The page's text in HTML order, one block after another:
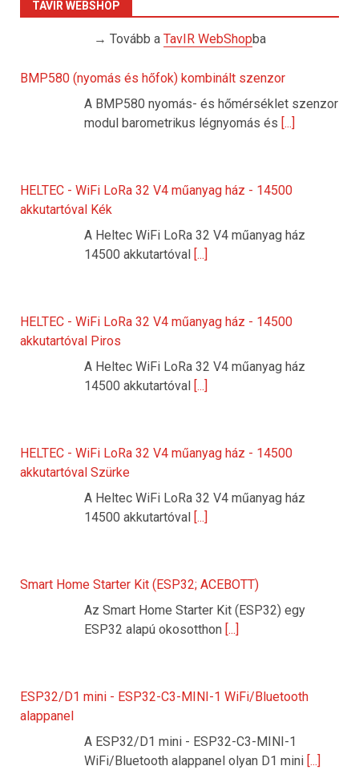
TAVIR WEBSHOP
→ Tovább a TavIR WebShopba
BMP580 (nyomás és hőfok) kombinált szenzor
A BMP580 nyomás- és hőmérséklet szenzor
modul barometrikus légnyomás és [...]
HELTEC - WiFi LoRa 32 V4 műanyag ház - 14500
akkutartóval Kék
A Heltec WiFi LoRa 32 V4 műanyag ház
14500 akkutartóval
[...]
HELTEC - WiFi LoRa 32 V4 műanyag ház - 14500
akkutartóval Piros
A Heltec WiFi LoRa 32 V4 műanyag ház
14500 akkutartóval
[...]
HELTEC - WiFi LoRa 32 V4 műanyag ház - 14500
akkutartóval Szürke
A Heltec WiFi LoRa 32 V4 műanyag ház
14500 akkutartóval
[...]
Smart Home Starter Kit (ESP32; ACEBOTT)
Az Smart Home Starter Kit (ESP32) egy
ESP32 alapú okosotthon [...]
ESP32/D1 mini - ESP32-C3-MINI-1 WiFi/Bluetooth
alappanel
A ESP32/D1 mini - ESP32-C3-MINI-1
WiFi/Bluetooth alappanel olyan D1 mini [...]